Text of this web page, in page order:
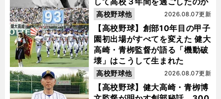
【高校野球】創部10年目の甲子
園初出場がすべてを変えた 健大
高崎・青栁監督が語る「機動破
壊」はこうして生まれた
2026.08.07更新
高校野球他
【高校野球】健大高崎・青栁博
2026.08.07更新
高校野球他